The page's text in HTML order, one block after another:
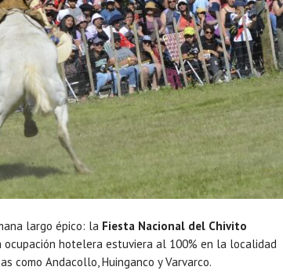
largo épico: la Fiesta Nacional del Chivito
hotelera estuviera al 100% en la localidad
como Andacollo, Huinganco y Varvarco.